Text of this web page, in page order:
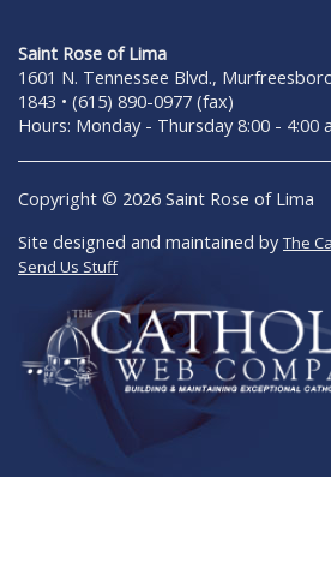
Saint Rose of Lima
1601 N. Tennessee Blvd.,
1843 • (615) 890-0977 (fax)
Hours: Monday - Thursday 8:00 - 4:00
Copyright © 2026 Saint Rose of Lima
Site designed and maintained byThe
Send Us Stuff